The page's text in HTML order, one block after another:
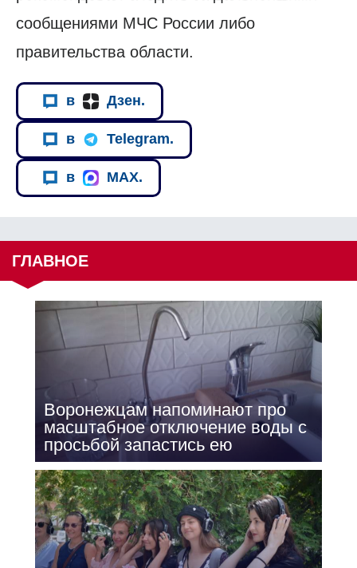
сообщениями МЧС России либо
правительства области.
в Дзен.
в Telegram.
в MAX.
ГЛАВНОЕ
Воронежцам напоминают про
масштабное отключение воды с
просьбой запастись ею